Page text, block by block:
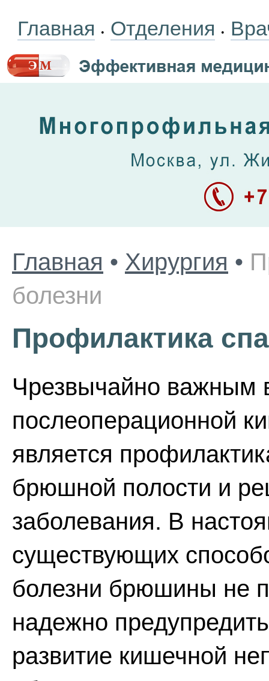
Главная • Отделения •
Главная • Хирургия •
болезни
Профилактика
Чрезвычайно важным
послеоперационной
является
брюшной полости и
заболевания. В
существующих
болезни брюшины не
надежно
развитие кишечной